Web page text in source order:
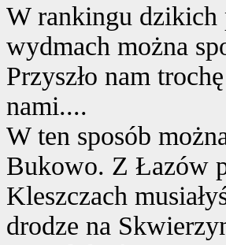
W rankingu dzikich
wydmach można
Przyszło nam
nami....
W ten sposób
Bukowo. Z Łazów
Kleszczach
drodze na